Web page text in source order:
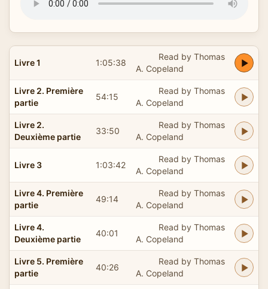
Livre 1 1:05:38
Read by Thomas
A. Copeland
Livre 2. Première
partie
54:15
Read by Thomas
A. Copeland
Livre 2.
Deuxième partie
33:50
Read by Thomas
A. Copeland
Livre 3 1:03:42
Read by Thomas
A. Copeland
Livre 4. Première
partie
49:14
Read by Thomas
A. Copeland
Livre 4.
Deuxième partie
40:01
Read by Thomas
A. Copeland
Livre 5. Première
partie
40:26
Read by Thomas
A. Copeland